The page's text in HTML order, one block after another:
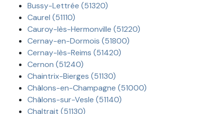
Bussy-Lettrée (51320)
Caurel (51110)
Cauroy-lès-Hermonville (51220)
Cernay-en-Dormois (51800)
Cernay-lès-Reims (51420)
Cernon (51240)
Chaintrix-Bierges (51130)
Châlons-en-Champagne (51000)
Châlons-sur-Vesle (51140)
Chaltrait (51130)